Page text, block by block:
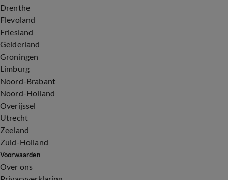
Drenthe
Flevoland
Friesland
Gelderland
Groningen
Limburg
Noord-Brabant
Noord-Holland
Overijssel
Utrecht
Zeeland
Zuid-Holland
Voorwaarden
Over ons